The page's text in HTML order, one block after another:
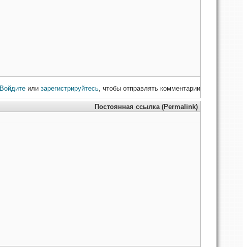
Войдите или зарегистрируйтесь, чтобы отправлять комментарии
Постоянная ссылка (Permalink)